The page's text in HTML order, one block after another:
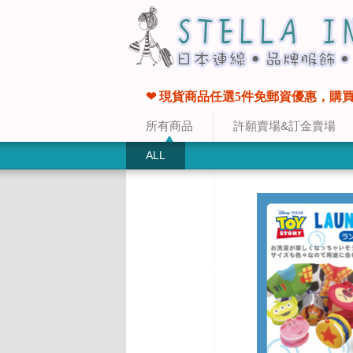
所有商品 許願賣場&訂金賣場
❤ 現貨商品任選5件免郵資優惠，購
ALL